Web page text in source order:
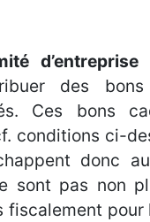
des bons
Ces bons
conditions ci-
donc
sont pas non
pour